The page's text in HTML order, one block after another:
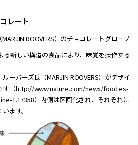
レート
ROOVERS）のチョコレートグローブ
る新しい構造の食品により、味覚を操作する
ーバーズ氏（MARJIN ROOVERS）がデザイ
す（http://www.nature.com/news/foodies-
1.17358）内側は区画化され、それぞれに
ます。